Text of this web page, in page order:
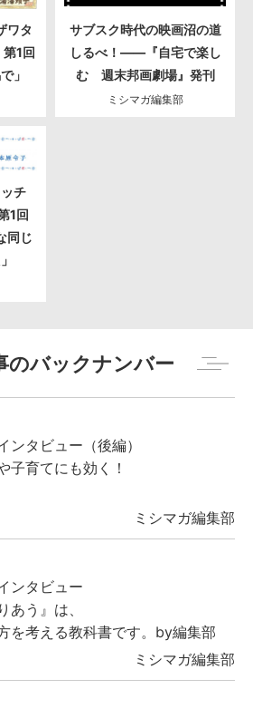
ワタ
1回
」
サブスク時代の映画沼の道
しるべ！――『自宅で楽し
む 週末邦画劇場』発刊
ミシマガ編集部
チ
1回
同じ
のバックナンバー
タビュー（後編）
子育てにも効く！
ミシマガ編集部
ンタビュー
あう』は、
を考える教科書です。by編集部
ミシマガ編集部